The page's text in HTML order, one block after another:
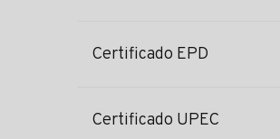
Certificado EPD
Certificado UPEC